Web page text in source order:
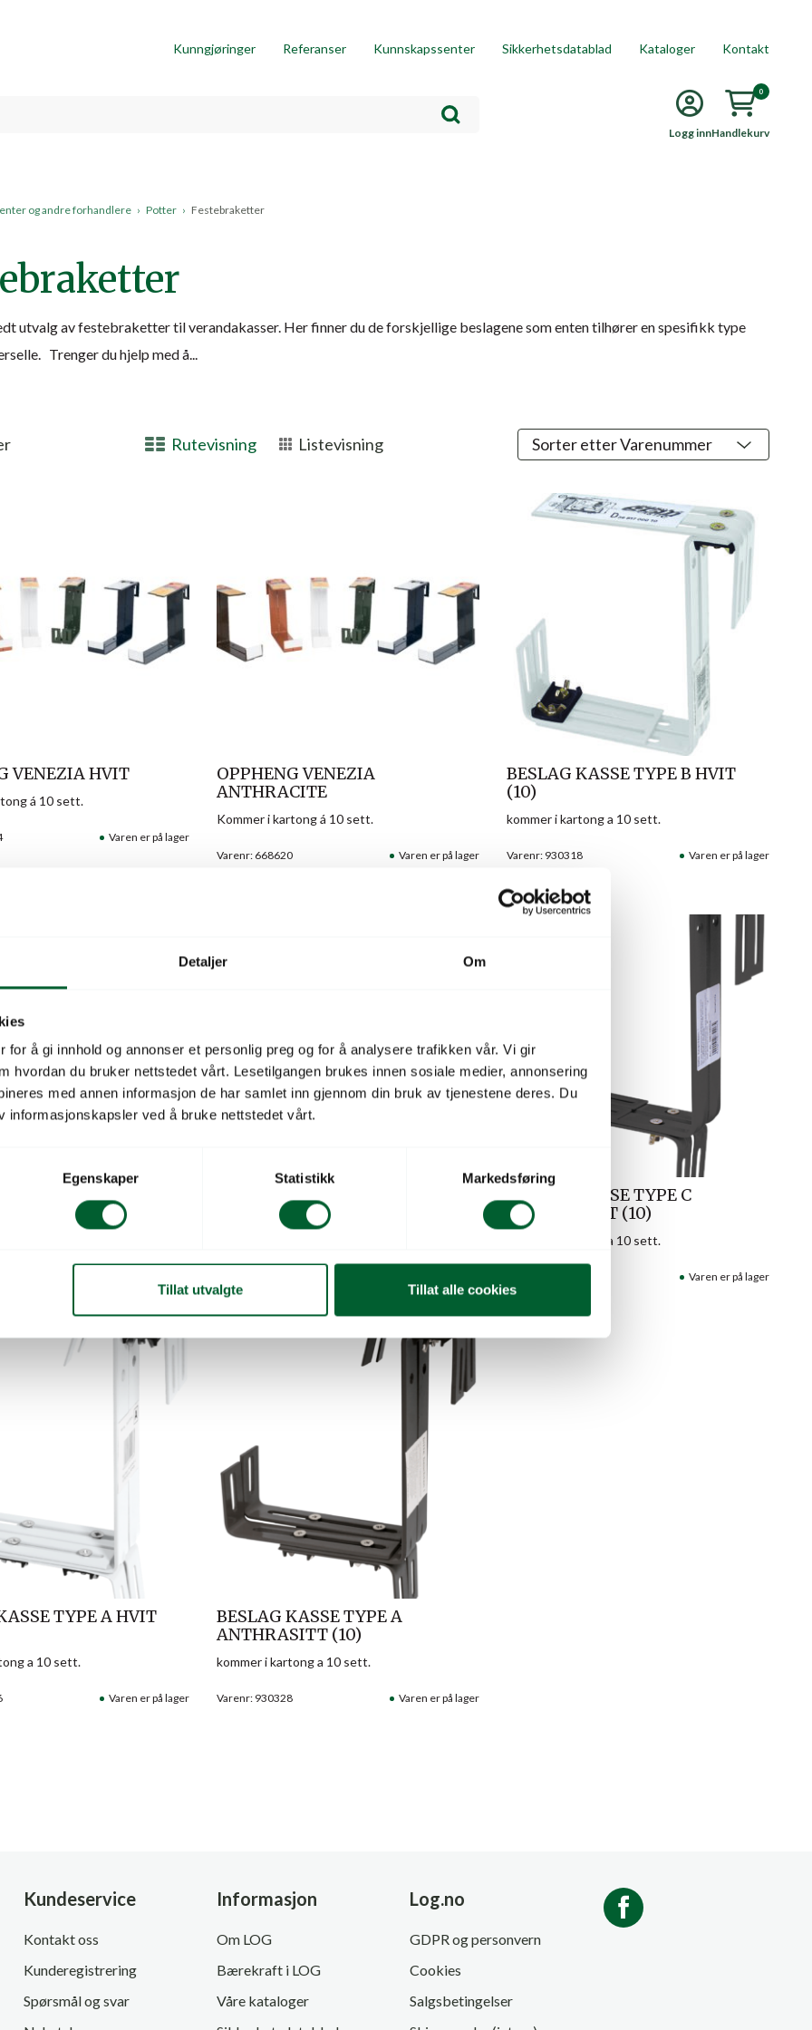
Detaljer Om
for å gi innhold og annonser et personlig preg og for å analysere trafikken vår. Vi gir
hvordan du bruker nettstedet vårt. Lesetilgangen brukes innen sosiale medier, annonsering
med annen informasjon de har samlet inn gjennom din bruk av tjenestene deres. Du
informasjonskapsler ved å bruke nettstedet vårt.
Egenskaper Statistikk Markedsføring
Tillat utvalgte Tillat alle cookies
Kunngjøringer Referanser Kunnskapssenter Sikkerhetsdatablad Kataloger Kontakt
Logg innHandlekurv
0
og andre forhandlere › Potter › Festebraketter
utvalg av festebraketter til verandakasser. Her finner du de forskjellige beslagene som enten tilhører en spesifikk type
Trenger du hjelp med å...
Rutevisning Listevisning
VENEZIA HVIT
Varen er på lager
á 10 sett.
OPPHENG VENEZIA
ANTHRACITE
Varenr: 668620 Varen er på lager
Kommer i kartong á 10 sett.
BESLAG KASSE TYPE B HVIT
(10)
Varenr: 930318 Varen er på lager
kommer i kartong a 10 sett.
TYPE B
BESLAG KASSE TYPE C HVIT
BESLAG KASSE TYPE C
ANTHRASITT (10)
Varen er på lager
kommer i kartong a 10 sett.
TYPE A HVIT
Varen er på lager
a 10 sett.
BESLAG KASSE TYPE A
ANTHRASITT (10)
Varenr: 930328 Varen er på lager
kommer i kartong a 10 sett.
Kundeservice
Kontakt oss
Kunderegistrering
Spørsmål og svar
Informasjon
Om LOG
Bærekraft i LOG
Våre kataloger
Log.no
GDPR og personvern
Cookies
Salgsbetingelser